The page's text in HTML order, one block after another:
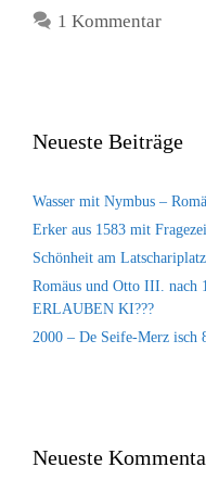
1 Kommentar
Neueste Beiträge
Wasser mit Nymbus –
Erker aus 1583 mit
Schönheit am Latschariplatz
Romäus und Otto III. nach
ERLAUBEN KI???
2000 – De Seife-Merz isch
Neueste